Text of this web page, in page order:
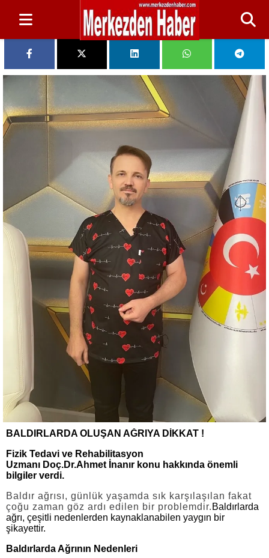
BALDIRLARDA OLUŞAN AĞRIYA DİKKAT !
Fizik Tedavi ve Rehabilitasyon
Uzmanı Doç.Dr.Ahmet İnanır konu hakkında önemli
bilgiler verdi.
Baldır ağrısı, günlük yaşamda sık karşılaşılan fakat
çoğu zaman göz ardı edilen bir problemdir. Baldırlarda
ağrı, çeşitli nedenlerden kaynaklanabilen yaygın bir
şikayettir.
Baldırlarda Ağrının Nedenleri